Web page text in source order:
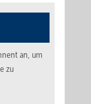
an, um
zu